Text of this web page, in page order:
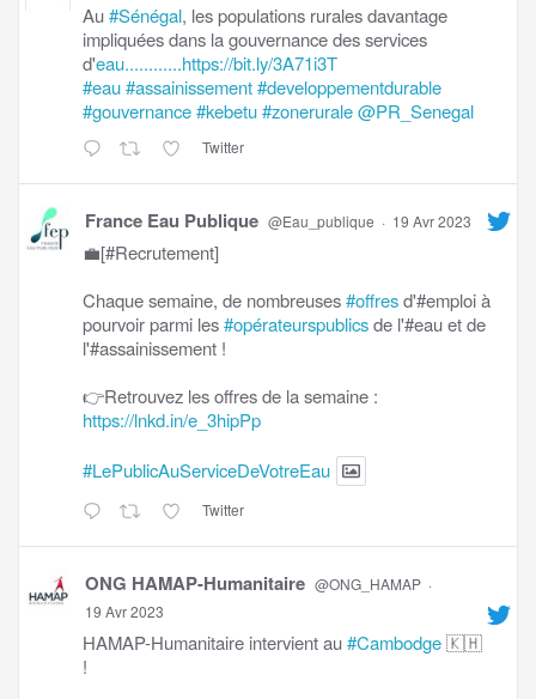
Au#Sénégal, les populations rurales davantage
impliquées dans la gouvernance des services
d'eau............https://bit.ly/3A71i3T
#eau#assainissement#developpementdurable
#gouvernance#kebetu#zonerurale@PR_Senegal
Twitter
France Eau Publique @Eau_publique · 19 Avr 2023
💼[#Recrutement]
Chaque semaine, de nombreuses#offresd'#emploi à
pourvoir parmi les#opérateurspublicsde l'#eau et de
l'#assainissement !
👉Retrouvez les offres de la semaine :
https://lnkd.in/e_3hipPp
#LePublicAuServiceDeVotreEau
Twitter
ONG HAMAP-Humanitaire @ONG_HAMAP ·
19 Avr 2023
HAMAP-Humanitaire intervient au#Cambodge🇰🇭
!